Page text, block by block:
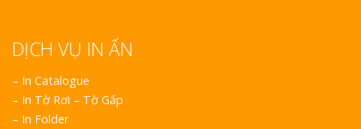
DỊCH VỤ IN ẤN
– In Catalogue
– In Tờ Rơi – Tờ Gấp
– In Folder